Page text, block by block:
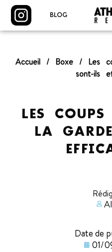
BLOG
Accueil / Boxe / Les
sont-ils
LES COUPS
LA
Date de
01/